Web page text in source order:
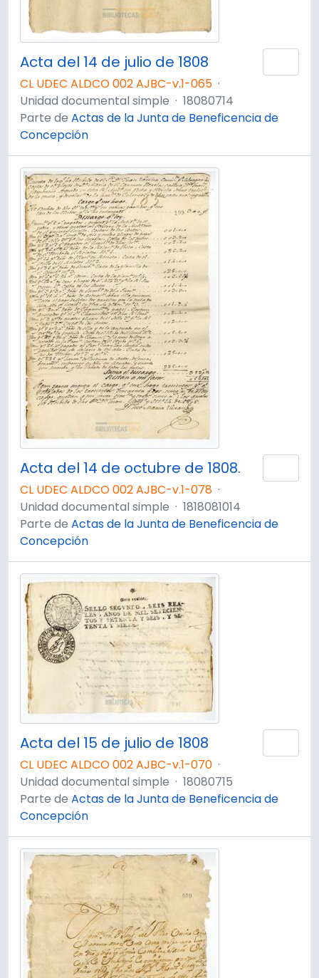
Acta del 14 de julio de 1808
CL UDEC ALDCO 002 AJBC-v.1-065 ·
Unidad documental simple · 18080714
Parte de Actas de la Junta de Beneficencia de
Concepción
Acta del 14 de octubre de 1808.
CL UDEC ALDCO 002 AJBC-v.1-078 ·
Unidad documental simple · 1818081014
Parte de Actas de la Junta de Beneficencia de
Concepción
Acta del 15 de julio de 1808
CL UDEC ALDCO 002 AJBC-v.1-070 ·
Unidad documental simple · 18080715
Parte de Actas de la Junta de Beneficencia de
Concepción